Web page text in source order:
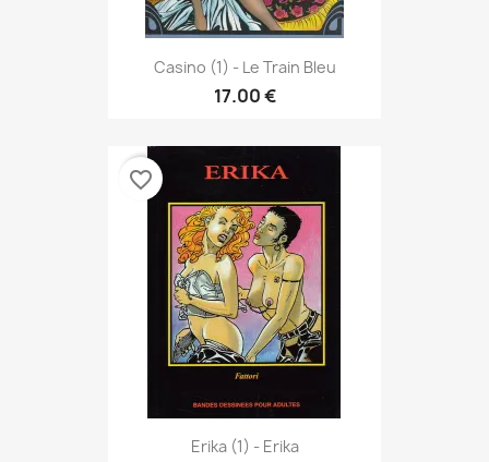
Casino (1) - Le Train Bleu
17.00 €
Erika (1) - Erika
favorite_border